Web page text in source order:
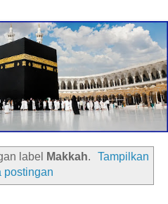
label Makkah.
Tampilkan
postingan